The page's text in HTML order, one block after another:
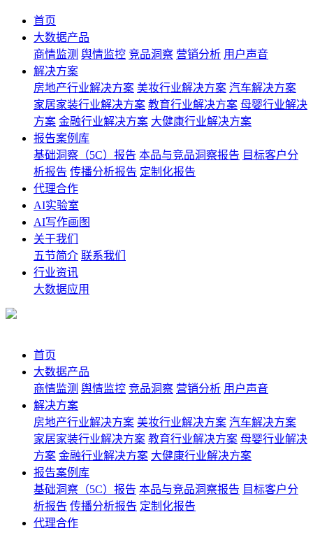
首页
大数据产品
商情监测 舆情监控 竞品洞察 营销分析 用户声音
解决方案
房地产行业解决方案 美妆行业解决方案 汽车解决方案
家居家装行业解决方案 教育行业解决方案 母婴行业解决
方案 金融行业解决方案 大健康行业解决方案
报告案例库
基础洞察（5C）报告 本品与竞品洞察报告 目标客户分
析报告 传播分析报告 定制化报告
代理合作
AI实验室
AI写作画图
关于我们
五节简介 联系我们
行业资讯
大数据应用
首页
大数据产品
商情监测 舆情监控 竞品洞察 营销分析 用户声音
解决方案
房地产行业解决方案 美妆行业解决方案 汽车解决方案
家居家装行业解决方案 教育行业解决方案 母婴行业解决
方案 金融行业解决方案 大健康行业解决方案
报告案例库
基础洞察（5C）报告 本品与竞品洞察报告 目标客户分
析报告 传播分析报告 定制化报告
代理合作